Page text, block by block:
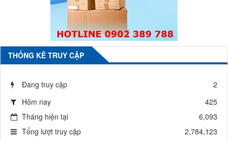
THỐNG KÊ TRUY CẬP
Đang truy cập
2
Hôm nay
425
Tháng hiện tại
6,093
Tổng lượt truy cập
2,784,123